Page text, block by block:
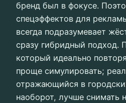
бренд был в фокусе.
спецэффектов для
всегда подразумевает
сразу гибридный подход.
который идеально
проще симулировать;
отражающийся в
наоборот, лучше снимать